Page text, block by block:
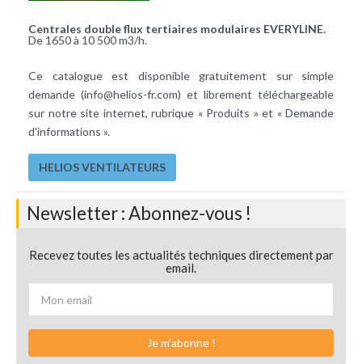
Centrales double flux tertiaires modulaires EVERYLINE.
De 1650 à 10 500 m3/h.
Ce catalogue est disponible gratuitement sur simple
demande (info@helios-fr.com) et librement téléchargeable
sur notre site internet, rubrique « Produits » et « Demande
d'informations ».
HELIOS VENTILATEURS
Newsletter : Abonnez-vous !
Recevez toutes les actualités techniques directement par
email.
Je m'abonne !